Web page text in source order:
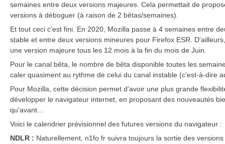
semaines entre deux versions majeures. Cela permettait de
versions à déboguer (à raison de 2 bêtas/semaines).
Et tout ceci c'est fini. En 2020, Mozilla passe à 4 semaines entre
stable et entre deux versions mineures pour Firefox ESR.
une version majeure tous les 12 mois à la fin du mois de Juin.
Pour le canal bêta, le nombre de bêta disponible toutes les
caler quasiment au rythme de celui du canal instable (c'est-à-dire
Pour Mozilla, cette décision permet d'avoir une plus grande
développer le navigateur internet, en proposant des nouveautés
qu'avant...
Voici le calendrier prévisionnel des futures versions du navigateur :
NDLR : Naturellement, n1fo.fr suivra toujours la sortie des